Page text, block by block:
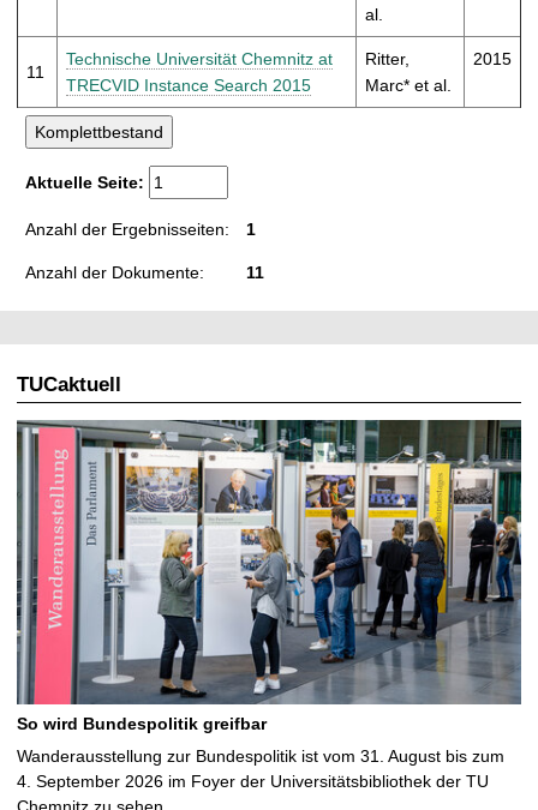
al.
11
Tech­nis­che Uni­ver­sität Chem­nitz at
TRECVID Instance Search 2015
Ritter,
Marc* et al.
2015
Aktuelle Seite:
Anzahl der Ergebnisseiten: 1
Anzahl der Dokumente: 11
TUCaktuell
So wird Bundespolitik greifbar
Wanderausstellung zur Bundespolitik ist vom 31. August bis zum
4. September 2026 im Foyer der Universitätsbibliothek der TU
Chemnitz zu sehen …